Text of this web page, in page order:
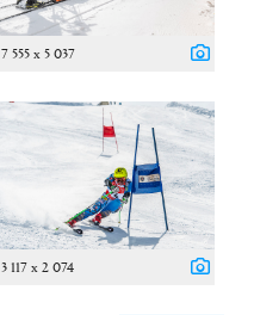
7 555 x 5 037
3 117 x 2 074